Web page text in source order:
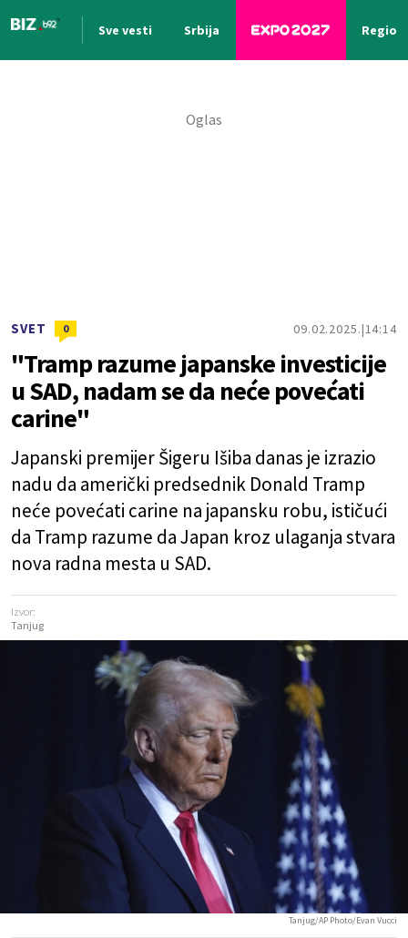
Sve vesti Srbija Region
SVET 0 09.02.2025. 14:14
"Tramp razume japanske investicije
u SAD, nadam se da neće povećati
carine"
Japanski premijer Šigeru Išiba danas je izrazio
nadu da američki predsednik Donald Tramp
neće povećati carine na japansku robu, ističući
da Tramp razume da Japan kroz ulaganja stvara
nova radna mesta u SAD.
Izvor:
Tanjug
Tanjug/AP Photo/Evan Vucci